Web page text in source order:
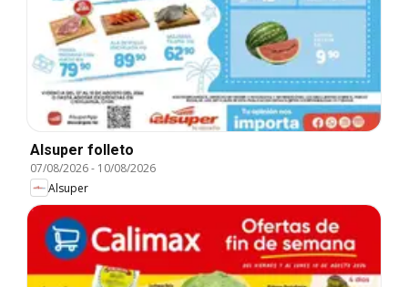
Alsuper folleto
07/08/2026- 10/08/2026
Alsuper